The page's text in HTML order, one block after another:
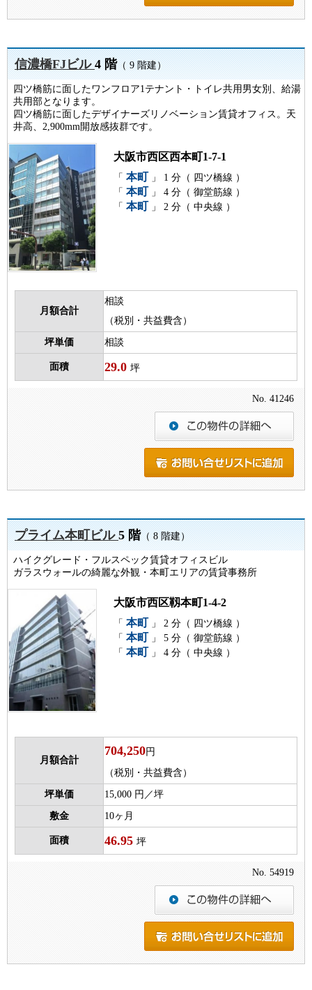
信濃橋FJビル4 階（ 9 階建）
四ツ橋筋に面したワンフロア1テナント・トイレ共用男女別、給湯
共用部となります。
四ツ橋筋に面したデザイナーズリノベーション賃貸オフィス。天
井高、2,900mm開放感抜群です。
大阪市西区西本町1-7-1
「 本町 」 1 分（ 四ツ橋線 ）
「 本町 」 4 分（ 御堂筋線 ）
「 本町 」 2 分（ 中央線 ）
月額合計
相談
（税別・共益費含）
坪単価 相談
面積 29.0 坪
No. 41246
プライム本町ビル5 階（ 8 階建）
ハイクグレード・フルスペック賃貸オフィスビル
ガラスウォールの綺麗な外観・本町エリアの賃貸事務所
大阪市西区靱本町1-4-2
「 本町 」 2 分（ 四ツ橋線 ）
「 本町 」 5 分（ 御堂筋線 ）
「 本町 」 4 分（ 中央線 ）
月額合計
704,250円
（税別・共益費含）
坪単価 15,000 円／坪
敷金 10ヶ月
面積 46.95 坪
No. 54919